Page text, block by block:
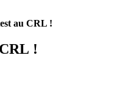
au CRL !
!